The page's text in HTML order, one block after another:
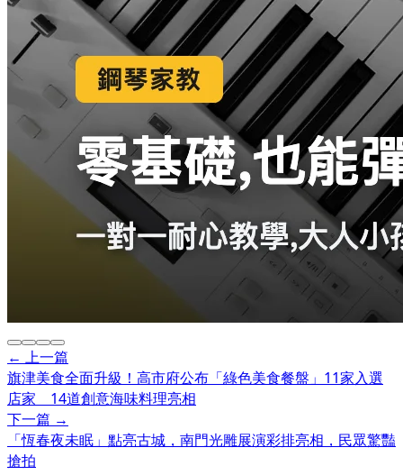
← 上一篇
旗津美食全面升級！高市府公布「綠色美食餐盤」11家入選
店家 14道創意海味料理亮相
下一篇 →
「恆春夜未眠」點亮古城，南門光雕展演彩排亮相，民眾驚豔
搶拍